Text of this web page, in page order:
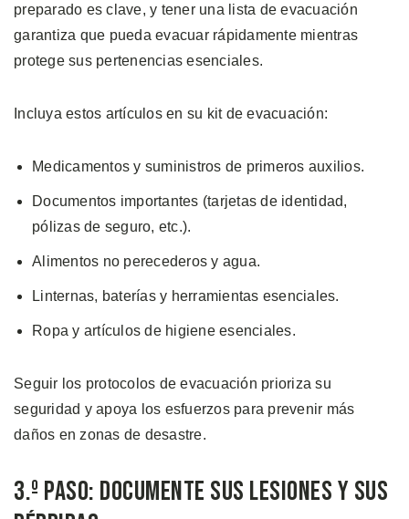
preparado es clave, y tener una lista de evacuación
garantiza que pueda evacuar rápidamente mientras
protege sus pertenencias esenciales.
Incluya estos artículos en su kit de evacuación:
Medicamentos y suministros de primeros auxilios.
Documentos importantes (tarjetas de identidad,
pólizas de seguro, etc.).
Alimentos no perecederos y agua.
Linternas, baterías y herramientas esenciales.
Ropa y artículos de higiene esenciales.
Seguir los protocolos de evacuación prioriza su
seguridad y apoya los esfuerzos para prevenir más
daños en zonas de desastre.
3.º Paso: Documente sus Lesiones y sus